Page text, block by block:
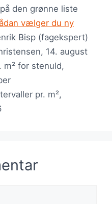
den grønne liste
vælger du ny
Bisp (fagekspert)
14. august
for stenuld,
pr. m²,